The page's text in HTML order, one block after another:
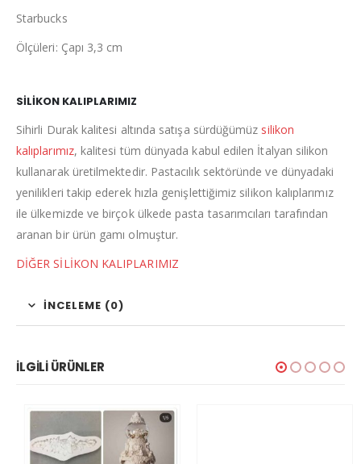
Starbucks
Ölçüleri: Çapı 3,3 cm
SİLİKON KALIPLARIMIZ
Sihirli Durak kalitesi altında satışa sürdüğümüz silikon
kalıplarımız, kalitesi tüm dünyada kabul edilen İtalyan silikon
kullanarak üretilmektedir. Pastacılık sektöründe ve dünyadaki
yenilikleri takip ederek hızla genişlettiğimiz silikon kalıplarımız
ile ülkemizde ve birçok ülkede pasta tasarımcıları tarafından
aranan bir ürün gamı olmuştur.
DİĞER SİLİKON KALIPLARIMIZ
İNCELEME (0)
İLGILI ÜRÜNLER